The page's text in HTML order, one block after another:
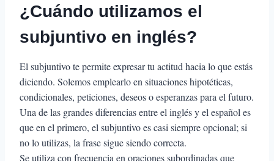
¿Cuándo utilizamos el
subjuntivo en inglés?
El subjuntivo te permite expresar tu actitud hacia lo que estás
diciendo. Solemos emplearlo en situaciones hipotéticas,
condicionales, peticiones, deseos o esperanzas para el futuro.
Una de las grandes diferencias entre el inglés y el español es
que en el primero, el subjuntivo es casi siempre opcional; si
no lo utilizas, la frase sigue siendo correcta.
Se utiliza con frecuencia en oraciones subordinadas que